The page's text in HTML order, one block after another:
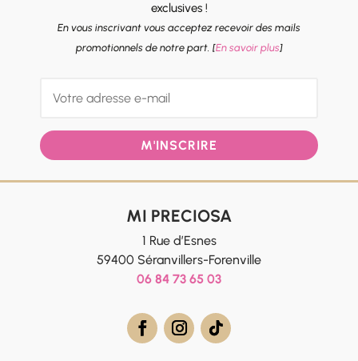
exclusives !
En vous inscrivant vous acceptez recevoir des mails
promotionnels de notre part. [En savoir plus]
M'INSCRIRE
MI PRECIOSA
1 Rue d’Esnes
59400 Séranvillers-Forenville
06 84 73 65 03